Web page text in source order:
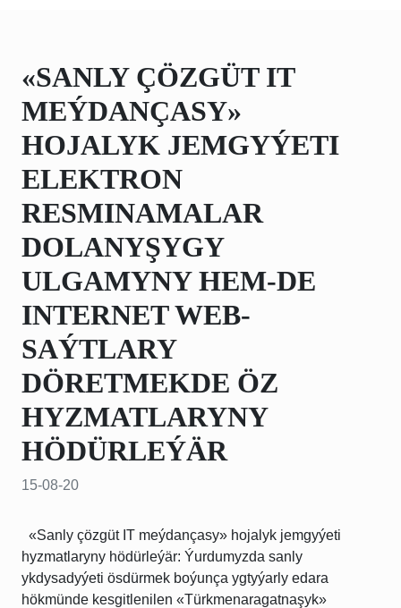
«SANLY ÇÖZGÜT IT
MEÝDANÇASY»
HOJALYK JEMGYÝETI
ELEKTRON
RESMINAMALAR
DOLANYŞYGY
ULGAMYNY HEM-DE
INTERNET WEB-
SAÝTLARY
DÖRETMEKDE ÖZ
HYZMATLARYNY
HÖDÜRLEÝÄR
15-08-20
«Sanly çözgüt IT meýdançasy» hojalyk jemgyýeti
hyzmatlaryny hödürleýär: Ýurdumyzda sanly
ykdysadyýeti ösdürmek boýunça ygtyýarly edara
hökmünde kesgitlenilen «Türkmenaragatnaşyk»